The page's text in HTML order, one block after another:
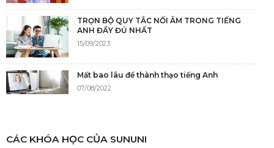
TRỌN BỘ QUY TẮC NỐI ÂM TRONG TIẾNG
ANH ĐẦY ĐỦ NHẤT
15/09/2023
Mất bao lâu để thành thạo tiếng Anh
07/08/2022
05/12/2021
CÁC KHÓA HỌC CỦA SUNUNI